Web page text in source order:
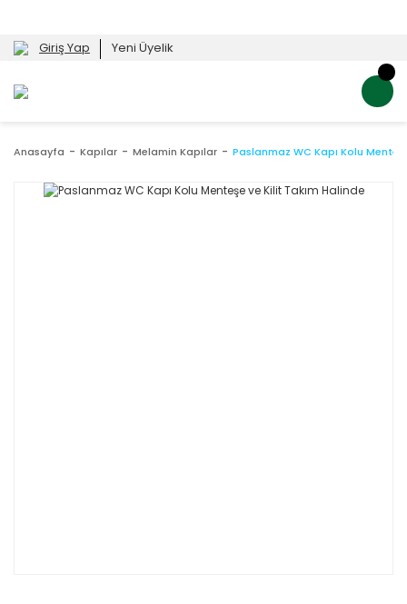
Giriş Yap Yeni Üyelik
Anasayfa Kapılar Melamin Kapılar Paslanmaz WC Kapı Kolu